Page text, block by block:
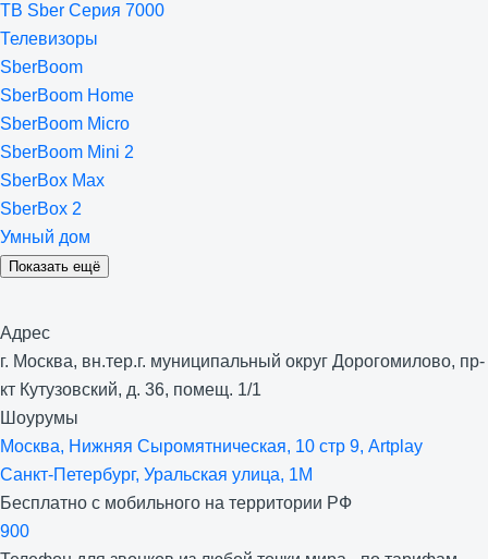
ТВ Sber Серия 7000
Телевизоры
SberBoom
SberBoom Home
SberBoom Micro
SberBoom Mini 2
SberBox Max
SberBox 2
Умный дом
Показать ещё
Адрес
г. Москва, вн.тер.г. муниципальный округ Дорогомилово, пр-
кт Кутузовский, д. 36, помещ. 1/1
Шоурумы
Москва, Нижняя Сыро­мятническая, 10 стр 9, Artplay
Санкт-Петербург, Уральская улица, 1М
Бесплатно с мобильного на территории РФ
900